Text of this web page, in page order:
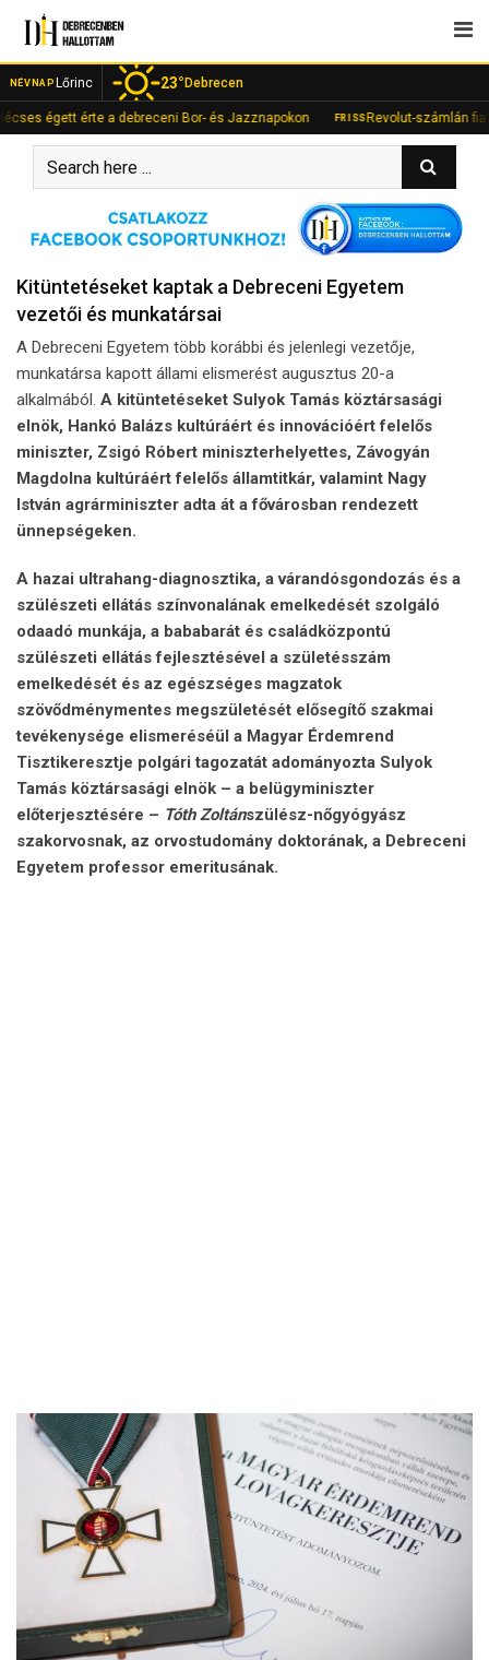
content
NÉVNAP Lőrinc 23°Debrecen
a debreceni Bor- és Jazznapokon FRISSRevolut-számlán fialt a rejtett
Kitüntetéseket kaptak a Debreceni Egyetem
vezetői és munkatársai
A Debreceni Egyetem több korábbi és jelenlegi vezetője,
munkatársa kapott állami elismerést augusztus 20-a
alkalmából. A kitüntetéseket Sulyok Tamás köztársasági
elnök, Hankó Balázs kultúráért és innovációért felelős
miniszter, Zsigó Róbert miniszterhelyettes, Závogyán
Magdolna kultúráért felelős államtitkár, valamint Nagy
István agrárminiszter adta át a fővárosban rendezett
ünnepségeken.
A hazai ultrahang-diagnosztika, a várandósgondozás és a
szülészeti ellátás színvonalának emelkedését szolgáló
odaadó munkája, a bababarát és családközpontú
szülészeti ellátás fejlesztésével a születésszám
emelkedését és az egészséges magzatok
szövődménymentes megszületését elősegítő szakmai
tevékenysége elismeréséül a Magyar Érdemrend
Tisztikeresztje polgári tagozatát adományozta Sulyok
Tamás köztársasági elnök – a belügyminiszter
előterjesztésére – Tóth Zoltánszülész-nőgyógyász
szakorvosnak, az orvostudomány doktorának, a Debreceni
Egyetem professor emeritusának.